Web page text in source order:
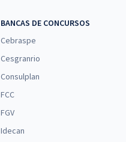
BANCAS DE CONCURSOS
Cebraspe
Cesgranrio
Consulplan
FCC
FGV
Idecan